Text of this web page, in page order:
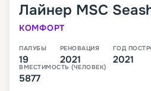
Лайнер MSC
КОМФОРТ
ПАЛУБЫ
19
РЕНОВАЦИЯ
2021
ГОД
2021
ВМЕСТИМОСТЬ (ЧЕЛОВЕК)
5877